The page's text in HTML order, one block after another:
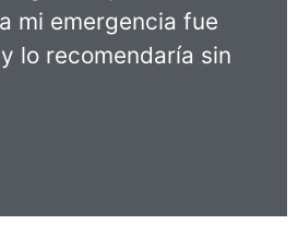
mi emergencia fue
lo recomendaría sin